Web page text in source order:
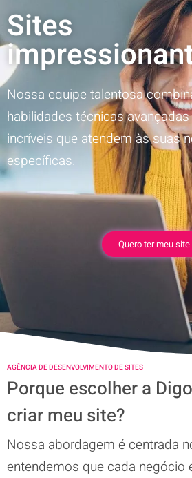
Sites
Nossa equipe talentosa
habilidades técnicas
incríveis que atendem às suas
específicas.
Quero ter meu site
AGÊNCIA DE DESENVOLVIMENTO DE SITES
Porque escolher a
criar meu site?
Nossa abordagem é centrada
entendemos que cada negócio